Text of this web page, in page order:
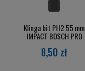
Klinga bit PH2 55 mm
IMPACT BOSCH PRO
8,50 zł